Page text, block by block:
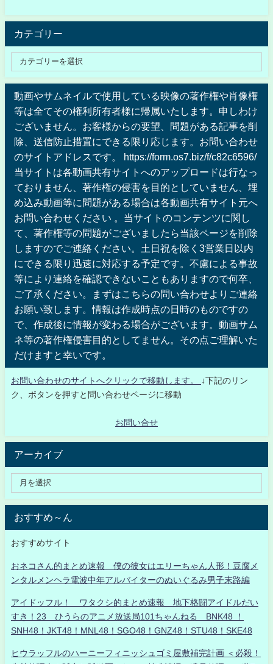
カテゴリー
動画やサムネイルで使用している映像の著作権や肖像権
等は全てその権利所有者様に帰属いたします。申しわけ
ございません。お客様からの要望、問題がある記事を削
除、送信防止措置にできる限り応じます。お問い合わせ
のサイトアドレスです。 https://form.os7.biz/f/c82c6596/
当サイトは各動画共有サイトへのアップロードは行なっ
ておりません、著作権の侵害を目的としていません、埋
め込み動画等に問題がある場合は各動画共有サイト元へ
お問い合わせください 。当サイトのコンテンツに関し
て、著作権等の問題がございましたら当該ページを削除
しますのでご連絡ください。土日祝を除く3営業日以内
にできる限り迅速に対応する予定です。不慮による事故
等により連絡を確認できないこともありますので何卒、
ご了承ください。まずはこちらの問い合わせよりご連絡
お願い致します。情報は作成時点の日時のものですの
で、作成後に情報が変わる場合がございます。動画サム
ネ等の著作権侵害目的としてません。その点ご理解いた
だけますと幸いです。
お問い合わせのサイトへクリックで移動します。
↓下記のリン
ク、ボタンを押すと問い合わせページに移動
お問い合せ
アーカイブ
おすすめ～ん
おすすめサイト
おネコさん的まとめ速報 僕の彼女はエリーちゃん人形！豆腐メ
ンタルメンヘラ電波中年アルバイターのぬいぐるみ男子末路編
アイドッフル！ ワタクシ的まとめ速報 地下格闘アイドルだい
すき！23 ひうらのアニメ放送局101ちゃんねる BNK48 ！
SNH48！JKT48！MNL48！SGO48！GNZ48！STU48！SKE48
ヒウラッフルのハーニーフィニッシュゴミ屋敷補完計画 ＜必殺！